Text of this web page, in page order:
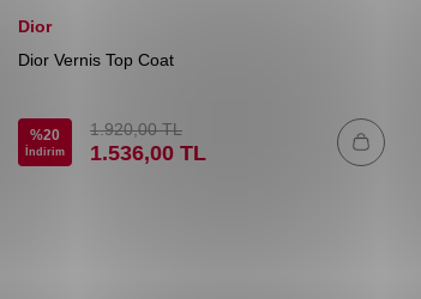
Dior
Dior Vernis Top Coat
%20
İndirim
1.920,00TL
1.536,00 TL